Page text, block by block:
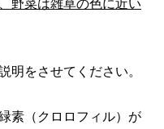
明をさせてください。
素（クロロフィル）が